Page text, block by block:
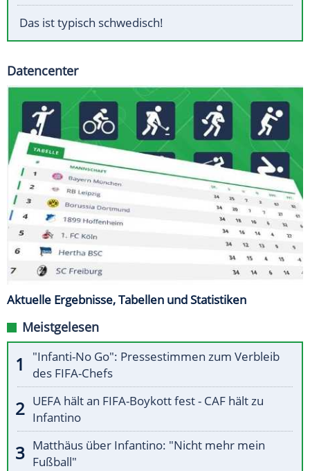
Das ist typisch schwedisch!
Datencenter
Aktuelle Ergebnisse, Tabellen und Statistiken
Meistgelesen
"Infanti-No Go": Pressestimmen zum Verbleib
des FIFA-Chefs
UEFA hält an FIFA-Boykott fest - CAF hält zu
Infantino
Matthäus über Infantino: "Nicht mehr mein
Fußball"